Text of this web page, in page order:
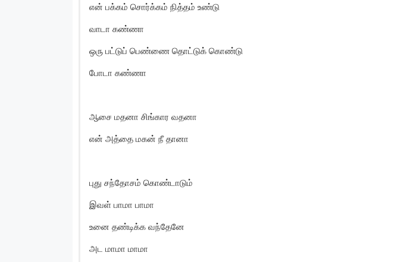
என் பக்கம் சொர்க்கம் நித்தம் உண்டு
வாடா கண்ணா
ஒரு பட்டுப் பெண்ணை தொட்டுக் கொண்டு
போடா கண்ணா
ஆசை மதனா சிங்கார வதனா
என் அத்தை மகன் நீ தானா
புது சந்தோசம் கொண்டாடும்
இவள் பாமா பாமா
உனை தண்டிக்க வந்தேனே
அட மாமா மாமா